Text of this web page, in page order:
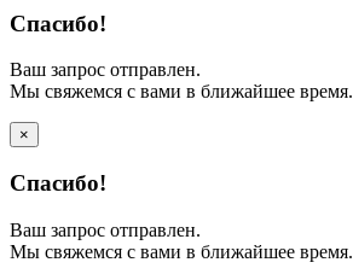
Спасибо!
Ваш запрос отправлен.
Мы свяжемся с вами в ближайшее время.
×
Спасибо!
Ваш запрос отправлен.
Мы свяжемся с вами в ближайшее время.